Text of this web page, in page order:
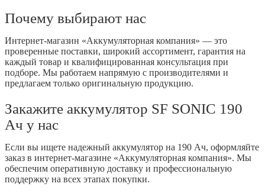
Почему выбирают нас
Интернет-магазин «Аккумуляторная компания» — это
проверенные поставки, широкий ассортимент, гарантия на
каждый товар и квалифицированная консультация при
подборе. Мы работаем напрямую с производителями и
предлагаем только оригинальную продукцию.
Закажите аккумулятор SF SONIC 190
Ач у нас
Если вы ищете надежный аккумулятор на 190 Ач, оформляйте
заказ в интернет-магазине «Аккумуляторная компания». Мы
обеспечим оперативную доставку и профессиональную
поддержку на всех этапах покупки.